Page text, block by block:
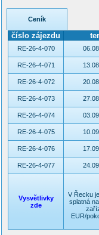
Ceník
číslo zájezdu
RE-26-4-070
RE-26-4-071
RE-26-4-072
RE-26-4-073
RE-26-4-074
RE-26-4-075
RE-26-4-076
RE-26-4-077
Vysvětlivky
zde
V Řecku
splatná
EUR/